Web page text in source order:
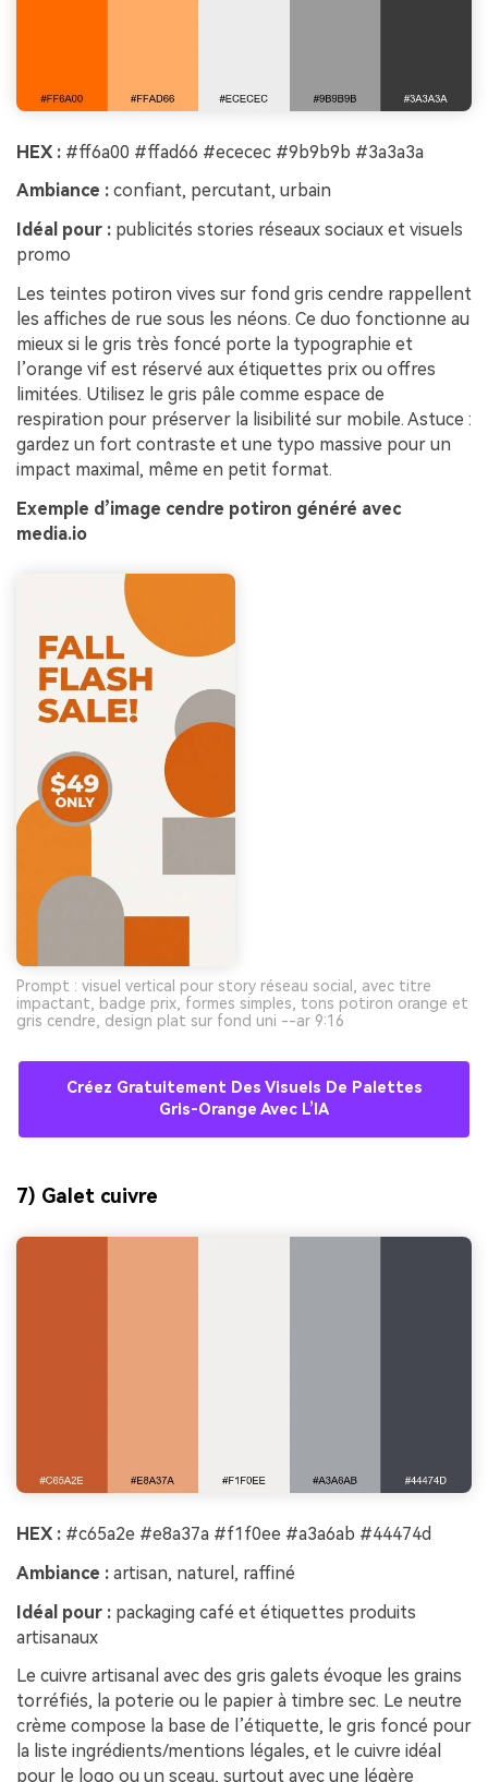
HEX : #ff6a00 #ffad66 #ececec #9b9b9b #3a3a3a
Ambiance : confiant, percutant, urbain
Idéal pour : publicités stories réseaux sociaux et visuels
promo
Les teintes potiron vives sur fond gris cendre rappellent
les affiches de rue sous les néons. Ce duo fonctionne au
mieux si le gris très foncé porte la typographie et
l’orange vif est réservé aux étiquettes prix ou offres
limitées. Utilisez le gris pâle comme espace de
respiration pour préserver la lisibilité sur mobile. Astuce :
gardez un fort contraste et une typo massive pour un
impact maximal, même en petit format.
Exemple d’image cendre potiron généré avec
media.io
Prompt : visuel vertical pour story réseau social, avec titre
impactant, badge prix, formes simples, tons potiron orange et
gris cendre, design plat sur fond uni --ar 9:16
Créez Gratuitement Des Visuels De Palettes
Gris-Orange Avec L’IA
7) Galet cuivre
HEX : #c65a2e #e8a37a #f1f0ee #a3a6ab #44474d
Ambiance : artisan, naturel, raffiné
Idéal pour : packaging café et étiquettes produits
artisanaux
Le cuivre artisanal avec des gris galets évoque les grains
torréfiés, la poterie ou le papier à timbre sec. Le neutre
crème compose la base de l’étiquette, le gris foncé pour
la liste ingrédients/mentions légales, et le cuivre idéal
pour le logo ou un sceau, surtout avec une légère